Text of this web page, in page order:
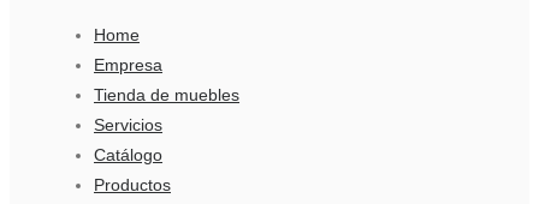
Home
Empresa
Tienda de muebles
Servicios
Catálogo
Productos